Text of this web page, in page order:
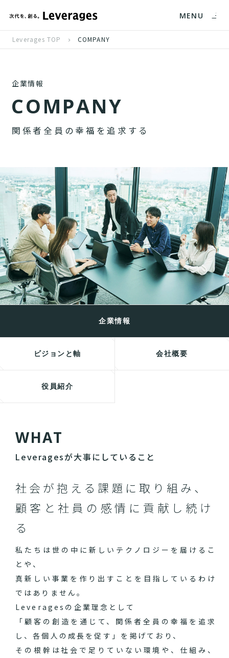
MENU
Leverages TOP COMPANY
企業情報
COMPANY
関 係者 全 員 の 幸 福 を追 求 す る
企業情報
ビジョンと軸 会社概要
役員紹介
WHAT
Leveragesが大事にしていること
社会が抱える課題に取り組み、
顧客と社員の感情に貢献し続け
る
私たちは世の中に新しいテクノロジーを届けるこ
とや、
真新しい事業を作り出すことを目指しているわけ
ではありません。
Leveragesの企業理念として
「顧客の創造を通じて、関係者全員の幸福を追求
し、各個人の成長を促す」を掲げており、
その根幹は社会で足りていない環境や、仕組み、